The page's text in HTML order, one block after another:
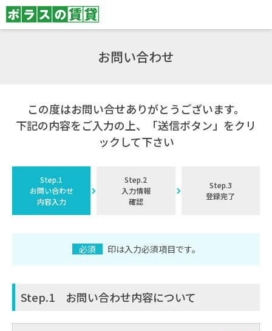
お問い合わせ
この度はお問い合せありがとうございます。
下記の内容をご入力の上、「送信ボタン」をクリ
ックして下さい
Step.1
お問い合わせ
内容入力
Step.2
入力情報
確認
Step.3
登録完了
必須 印は入力必須項目です。
Step.1 お問い合わせ内容について